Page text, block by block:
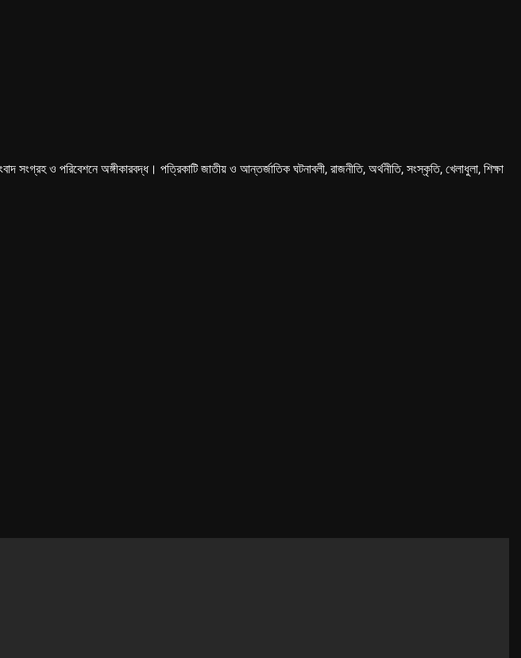
ও পরিবেশনে অঙ্গীকারবদ্ধ। পত্রিকাটি জাতীয় ও আন্তর্জাতিক ঘটনাবলী, রাজনীতি, অর্থনীতি, সংস্কৃতি, খেলাধুলা, শিক্ষা